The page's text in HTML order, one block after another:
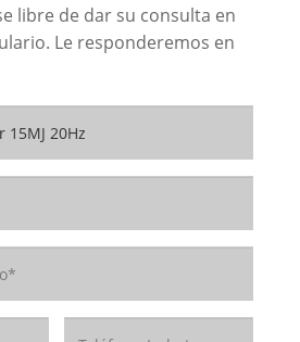
libre de dar su consulta en
Le responderemos en